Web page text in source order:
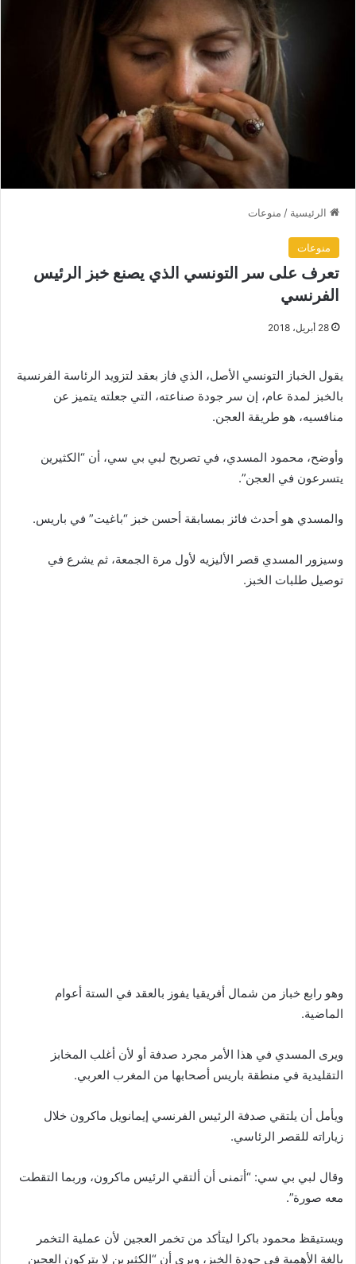
الرئيسية / منوعات
منوعات
تعرف على سر التونسي الذي يصنع خبز الرئيس
الفرنسي
28 أبريل، 2018
يقول الخباز التونسي الأصل، الذي فاز بعقد لتزويد الرئاسة الفرنسية
بالخبز لمدة عام، إن سر جودة صناعته، التي جعلته يتميز عن
منافسيه، هو طريقة العجن.
وأوضح، محمود المسدي، في تصريح لبي بي سي، أن “الكثيرين
يتسرعون في العجن”.
والمسدي هو أحدث فائز بمسابقة أحسن خبز “باغيت” في باريس.
وسيزور المسدي قصر الأليزيه لأول مرة الجمعة، ثم يشرع في
توصيل طلبات الخبز.
وهو رابع خباز من شمال أفريقيا يفوز بالعقد في الستة أعوام
الماضية.
ويرى المسدي في هذا الأمر مجرد صدفة أو لأن أغلب المخابز
التقليدية في منطقة باريس أصحابها من المغرب العربي.
ويأمل أن يلتقي صدفة الرئيس الفرنسي إيمانويل ماكرون خلال
زياراته للقصر الرئاسي.
وقال لبي بي سي: “أتمنى أن ألتقي الرئيس ماكرون، وربما التقطت
معه صورة”.
ويستيقظ محمود باكرا ليتأكد من تخمر العجين لأن عملية التخمر
بالغة الأهمية في جودة الخبز، ويرى أن “الكثيرين لا يتركون العجين